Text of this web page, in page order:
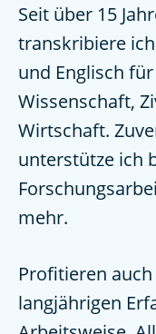
Seit über 15
transkribiere
und Englisch
Wissenschaft,
Wirtschaft.
unterstütze ich
mehr.
Profitieren
langjährigen